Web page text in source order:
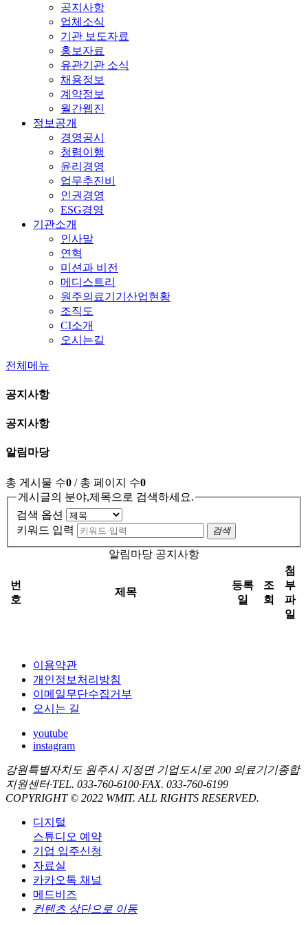
공지사항
업체소식
기관 보도자료
홍보자료
유관기관 소식
채용정보
계약정보
월간웹진
정보공개
경영공시
청렴이행
윤리경영
업무추진비
인권경영
ESG경영
기관소개
인사말
연혁
미션과 비전
메디스트리
원주의료기기산업현황
조직도
CI소개
오시는길
전체메뉴
공지사항
공지사항
알림마당
총 게시물 수0 / 총 페이지 수0
게시글의 분야,제목으로 검색하세요.
검색 옵션
키워드 입력
검색
알림마당 공지사항
번
호
제목
등록
일
조
회
첨
부
파
일
이용약관
개인정보처리방침
이메일무단수집거부
오시는 길
youtube
instagram
강원특별자치도 원주시 지정면 기업도시로 200 의료기기종합
지원센터·TEL. 033-760-6100·FAX. 033-760-6199
COPYRIGHT © 2022 WMIT. ALL RIGHTS RESERVED.
디지털
스튜디오 예약
기업 입주신청
자료실
카카오톡 채널
메드비즈
컨텐츠 상단으로 이동